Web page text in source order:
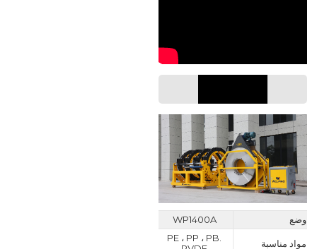
وضع WP1400A
مواد مناسبة
PE ، PP ، PB.